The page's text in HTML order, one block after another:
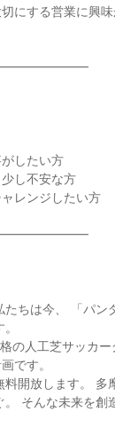
にする営業に興
したい方
し不安な方
レンジしたい方
たちは今、 「パン
の人工芝サッカー
です。
開放します。 多
そんな未来を創